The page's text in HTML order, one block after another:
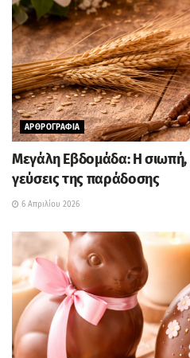
ΑΡΘΡΟΓΡΑΦΙΑ
Μεγάλη Εβδομάδα: Η σιωπή,
γεύσεις της παράδοσης
6 Απριλίου 2026